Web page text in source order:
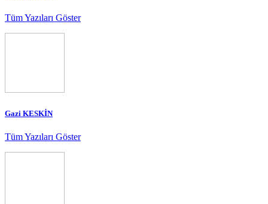
Tüm Yazıları Göster
Gazi KESKİN
Tüm Yazıları Göster